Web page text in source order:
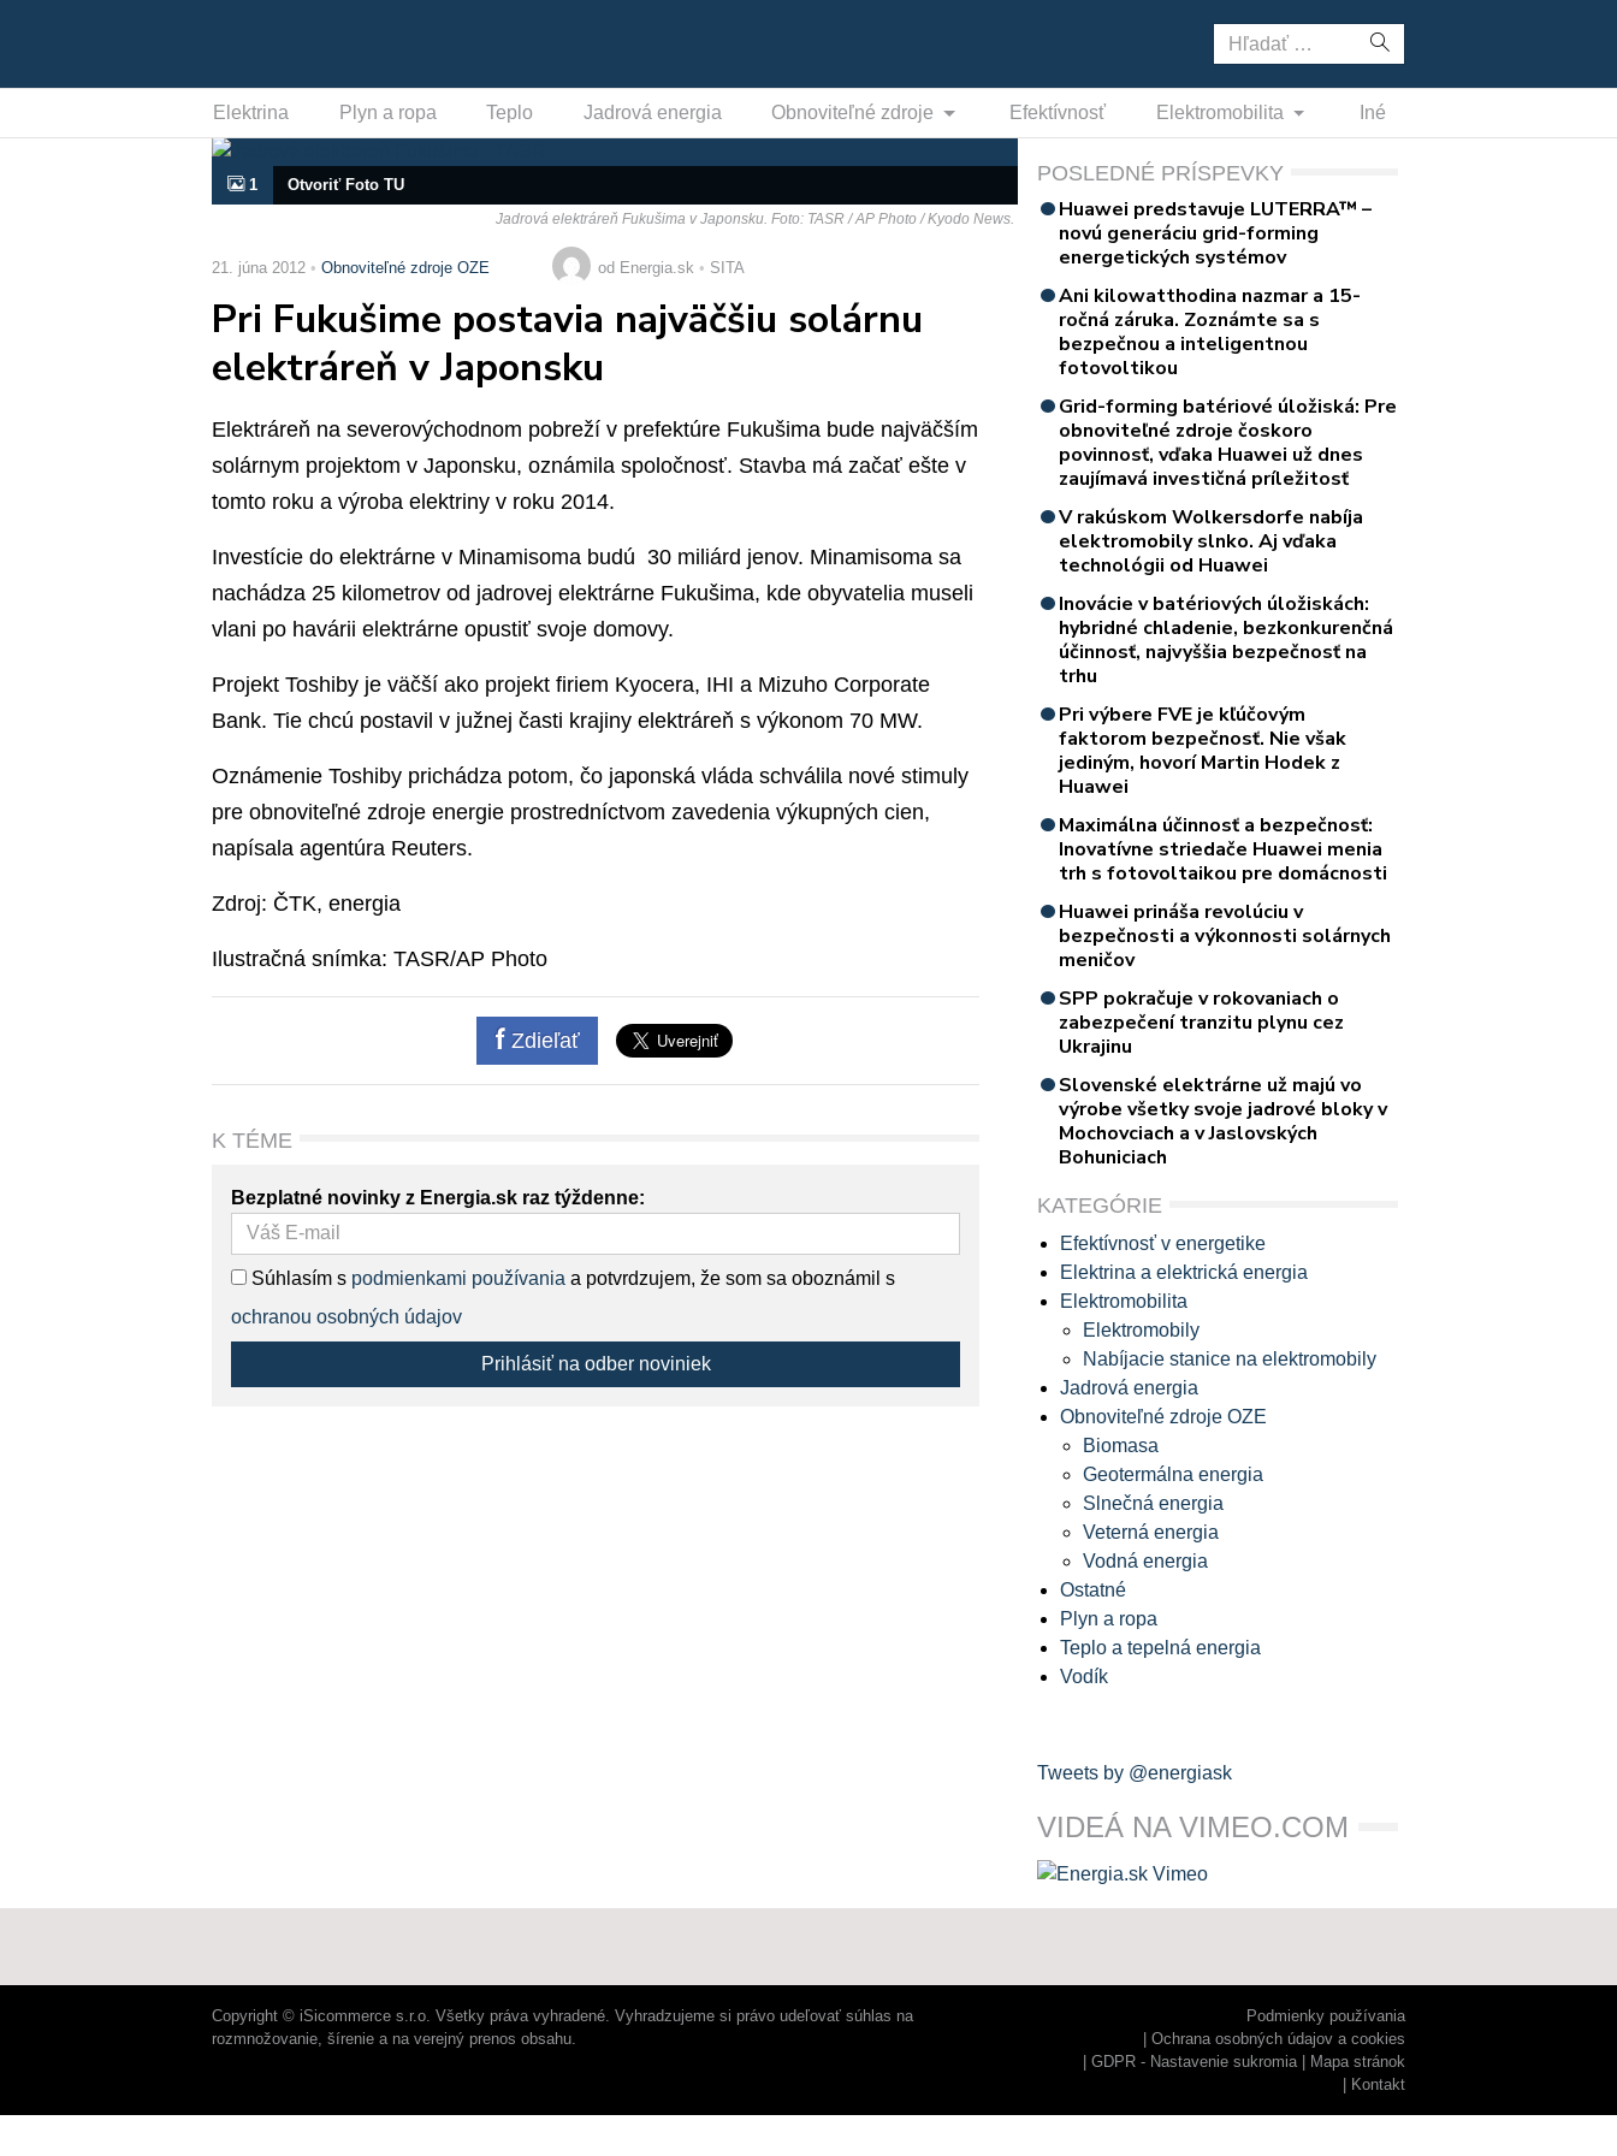
Hľadať:
Elektrina Plyn a ropa Teplo Jadrová energia Obnoviteľné zdroje Efektívnosť Elektromobilita Iné
1 Otvoriť Foto TU
Jadrová elektráreň Fukušima v Japonsku. Foto: TASR / AP Photo / Kyodo News.
21. júna 2012 Obnoviteľné zdroje OZE od Energia.sk SITA
Pri Fukušime postavia najväčšiu solárnu
elektráreň v Japonsku
Elektráreň na severovýchodnom pobreží v prefektúre Fukušima bude najväčším
solárnym projektom v Japonsku, oznámila spoločnosť. Stavba má začať ešte v
tomto roku a výroba elektriny v roku 2014.
Investície do elektrárne v Minamisoma budú 30 miliárd jenov. Minamisoma sa
nachádza 25 kilometrov od jadrovej elektrárne Fukušima, kde obyvatelia museli
vlani po havárii elektrárne opustiť svoje domovy.
Projekt Toshiby je väčší ako projekt firiem Kyocera, IHI a Mizuho Corporate
Bank. Tie chcú postavil v južnej časti krajiny elektráreň s výkonom 70 MW.
Oznámenie Toshiby prichádza potom, čo japonská vláda schválila nové stimuly
pre obnoviteľné zdroje energie prostredníctvom zavedenia výkupných cien,
napísala agentúra Reuters.
Zdroj: ČTK, energia
Ilustračná snímka: TASR/AP Photo
Zdieľať
K TÉME
Bezplatné novinky z Energia.sk raz týždenne:
Súhlasím s podmienkami používania a potvrdzujem, že som sa oboznámil s
ochranou osobných údajov
Prihlásiť na odber noviniek
POSLEDNÉ PRÍSPEVKY
Huawei predstavuje LUTERRA™ –
novú generáciu grid-forming
energetických systémov
Ani kilowatthodina nazmar a 15-
ročná záruka. Zoznámte sa s
bezpečnou a inteligentnou
fotovoltikou
Grid-forming batériové úložiská: Pre
obnoviteľné zdroje čoskoro
povinnosť, vďaka Huawei už dnes
zaujímavá investičná príležitosť
V rakúskom Wolkersdorfe nabíja
elektromobily slnko. Aj vďaka
technológii od Huawei
Inovácie v batériových úložiskách:
hybridné chladenie, bezkonkurenčná
účinnosť, najvyššia bezpečnosť na
trhu
Pri výbere FVE je kľúčovým
faktorom bezpečnosť. Nie však
jediným, hovorí Martin Hodek z
Huawei
Maximálna účinnosť a bezpečnosť:
Inovatívne striedače Huawei menia
trh s fotovoltaikou pre domácnosti
Huawei prináša revolúciu v
bezpečnosti a výkonnosti solárnych
meničov
SPP pokračuje v rokovaniach o
zabezpečení tranzitu plynu cez
Ukrajinu
Slovenské elektrárne už majú vo
výrobe všetky svoje jadrové bloky v
Mochovciach a v Jaslovských
Bohuniciach
KATEGÓRIE
Efektívnosť v energetike
Elektrina a elektrická energia
Elektromobilita
Elektromobily
Nabíjacie stanice na elektromobily
Jadrová energia
Obnoviteľné zdroje OZE
Biomasa
Geotermálna energia
Slnečná energia
Veterná energia
Vodná energia
Ostatné
Plyn a ropa
Teplo a tepelná energia
Vodík
Tweets by @energiask
VIDEÁ NA VIMEO.COM
Copyright © iSicommerce s.r.o. Všetky práva vyhradené. Vyhradzujeme si právo udeľovať súhlas na
rozmnožovanie, šírenie a na verejný prenos obsahu.
Podmienky používania
Ochrana osobných údajov a cookies
GDPR - Nastavenie sukromia
Mapa stránok
Kontakt